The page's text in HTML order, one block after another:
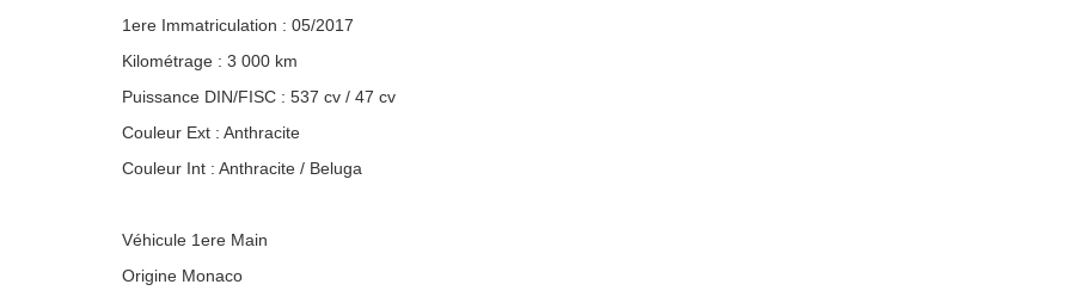
1ere Immatriculation : 05/2017
Kilométrage : 3 000 km
Puissance DIN/FISC : 537 cv / 47 cv
Couleur Ext : Anthracite
Couleur Int : Anthracite / Beluga
Véhicule 1ere Main
Origine Monaco